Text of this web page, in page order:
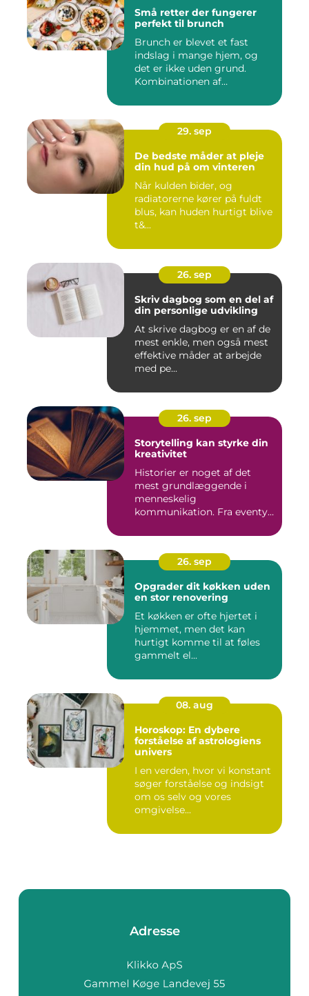
Små retter der fungerer
perfekt til brunch
Brunch er blevet et fast
indslag i mange hjem, og
det er ikke uden grund.
Kombinationen af
29. sep
De bedste måder at pleje
din hud på om vinteren
Når kulden bider, og
radiatorerne kører på fuldt
blus, kan huden hurtigt blive
t&...
26. sep
Skriv dagbog som en del af
din personlige udvikling
At skrive dagbog er en af de
mest enkle, men også mest
effektive måder at arbejde
med pe...
26. sep
Storytelling kan styrke din
kreativitet
Historier er noget af det
mest grundlæggende i
menneskelig
kommunikation. Fra eventyr
26. sep
Opgrader dit køkken uden
en stor renovering
Et køkken er ofte hjertet i
hjemmet, men det kan
hurtigt komme til at føles
gammelt el...
08. aug
Horoskop: En dybere
forståelse af astrologiens
univers
I en verden, hvor vi konstant
søger forståelse og indsigt
om os selv og vores
omgivelse...
Adresse